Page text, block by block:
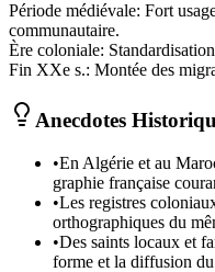
Période médiévale: Fort
communautaire.
Ère coloniale:
Fin XXe s.: Montée des
Anecdotes
•En Algérie et au
graphie française
•Les registres
orthographiques du
•Des saints locaux et
forme et la diffusion